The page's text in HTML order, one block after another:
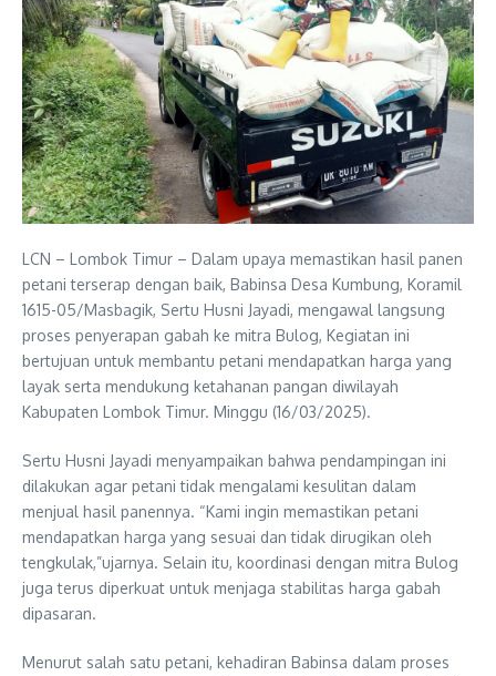
LCN – Lombok Timur – Dalam upaya memastikan hasil panen
petani terserap dengan baik, Babinsa Desa Kumbung, Koramil
1615-05/Masbagik, Sertu Husni Jayadi, mengawal langsung
proses penyerapan gabah ke mitra Bulog, Kegiatan ini
bertujuan untuk membantu petani mendapatkan harga yang
layak serta mendukung ketahanan pangan diwilayah
Kabupaten Lombok Timur. Minggu (16/03/2025).
Sertu Husni Jayadi menyampaikan bahwa pendampingan ini
dilakukan agar petani tidak mengalami kesulitan dalam
menjual hasil panennya. “Kami ingin memastikan petani
mendapatkan harga yang sesuai dan tidak dirugikan oleh
tengkulak,”ujarnya. Selain itu, koordinasi dengan mitra Bulog
juga terus diperkuat untuk menjaga stabilitas harga gabah
dipasaran.
Menurut salah satu petani, kehadiran Babinsa dalam proses